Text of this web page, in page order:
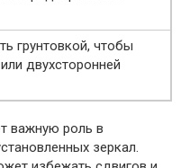
грунтовкой, чтобы
двухсторонней
важную роль в
зеркал.